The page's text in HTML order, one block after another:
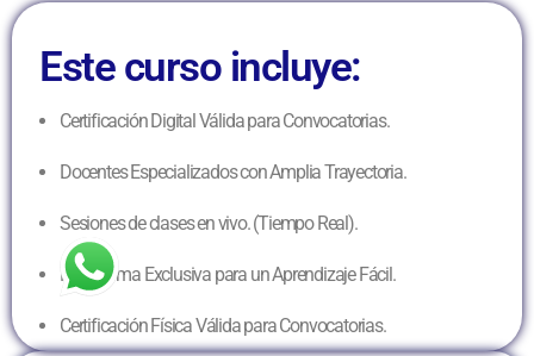
Este curso incluye:
Certificación Digital Válida para Convocatorias.
Docentes Especializados con Amplia Trayectoria.
Sesiones de clases en vivo. (Tiempo Real).
Plataforma Exclusiva para un Aprendizaje Fácil.
Certificación Física Válida para Convocatorias.